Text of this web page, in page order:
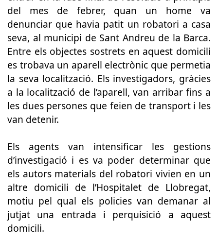
del mes de febrer, quan un home va
denunciar que havia patit un robatori a casa
seva, al municipi de Sant Andreu de la Barca.
Entre els objectes sostrets en aquest domicili
es trobava un aparell electrònic que permetia
la seva localització. Els investigadors, gràcies
a la localització de l’aparell, van arribar fins a
les dues persones que feien de transport i les
van detenir.
Els agents van intensificar les gestions
d’investigació i es va poder determinar que
els autors materials del robatori vivien en un
altre domicili de l’Hospitalet de Llobregat,
motiu pel qual els policies van demanar al
jutjat una entrada i perquisició a aquest
domicili.